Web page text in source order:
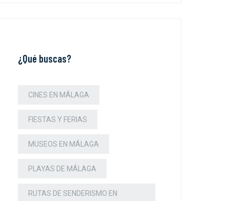
¿Qué buscas?
CINES EN MÁLAGA
FIESTAS Y FERIAS
MUSEOS EN MÁLAGA
PLAYAS DE MÁLAGA
RUTAS DE SENDERISMO EN